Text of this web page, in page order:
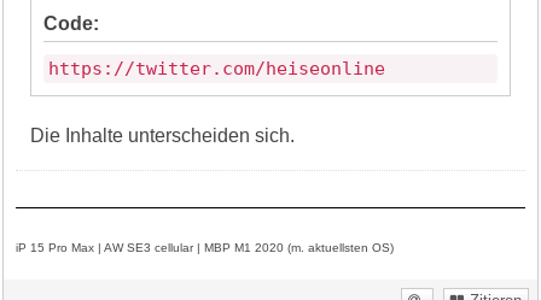
Code:
https://twitter.com/heiseonline
Die Inhalte unterscheiden sich.
iP 15 Pro Max | AW SE3 cellular | MBP M1 2020 (m. aktuellsten OS)